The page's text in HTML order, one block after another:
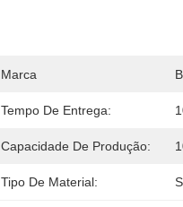
Marca
Tempo De Entrega:
Capacidade De Produção:
Tipo De Material: